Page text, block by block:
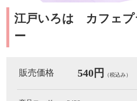
江戸いろは カフェプ
ー
販売価格 540円 （税込み）